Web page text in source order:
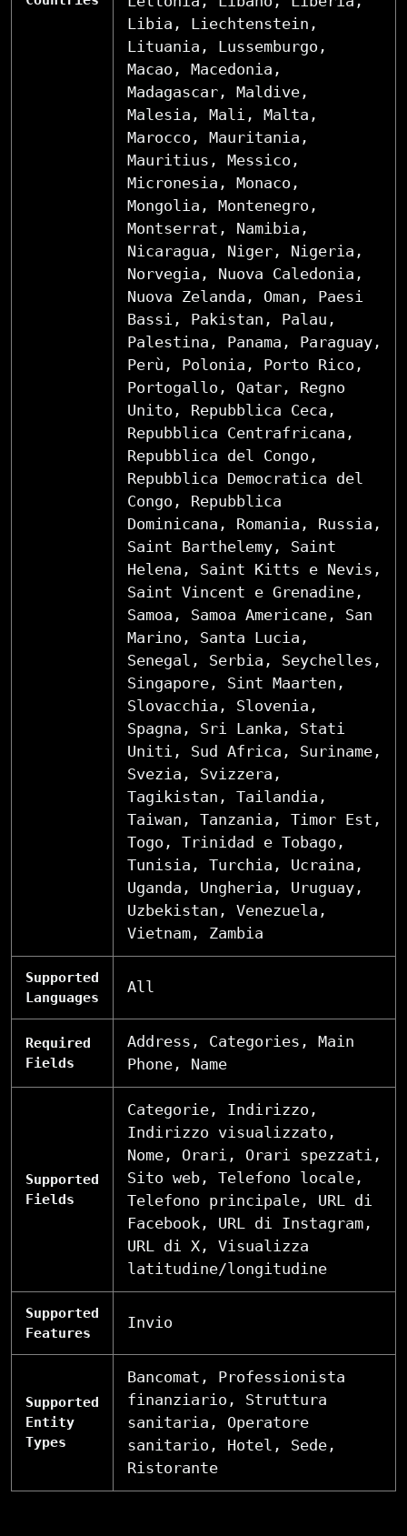
Libia, Liechtenstein,
Lituania, Lussemburgo,
Macao, Macedonia,
Madagascar, Maldive,
Malesia, Mali, Malta,
Marocco, Mauritania,
Mauritius, Messico,
Micronesia, Monaco,
Mongolia, Montenegro,
Montserrat, Namibia,
Nicaragua, Niger, Nigeria,
Norvegia, Nuova Caledonia,
Nuova Zelanda, Oman, Paesi
Bassi, Pakistan, Palau,
Palestina, Panama, Paraguay,
Perù, Polonia, Porto Rico,
Portogallo, Qatar, Regno
Unito, Repubblica Ceca,
Repubblica Centrafricana,
Repubblica del Congo,
Repubblica Democratica del
Congo, Repubblica
Dominicana, Romania, Russia,
Saint Barthelemy, Saint
Helena, Saint Kitts e Nevis,
Saint Vincent e Grenadine,
Samoa, Samoa Americane, San
Marino, Santa Lucia,
Senegal, Serbia, Seychelles,
Singapore, Sint Maarten,
Slovacchia, Slovenia,
Spagna, Sri Lanka, Stati
Uniti, Sud Africa, Suriname,
Svezia, Svizzera,
Tagikistan, Tailandia,
Taiwan, Tanzania, Timor Est,
Togo, Trinidad e Tobago,
Tunisia, Turchia, Ucraina,
Uganda, Ungheria, Uruguay,
Uzbekistan, Venezuela,
Vietnam, Zambia
Supported
Languages
All
Required
Fields
Address, Categories, Main
Phone, Name
Supported
Fields
Categorie, Indirizzo,
Indirizzo visualizzato,
Nome, Orari, Orari spezzati,
Sito web, Telefono locale,
Telefono principale, URL di
Facebook, URL di Instagram,
URL di X, Visualizza
latitudine/longitudine
Supported
Features
Invio
Supported
Entity
Types
Bancomat, Professionista
finanziario, Struttura
sanitaria, Operatore
sanitario, Hotel, Sede,
Ristorante